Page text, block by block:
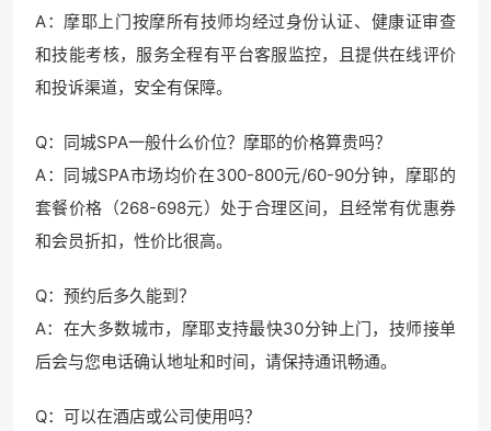
A：摩耶上门按摩所有技师均经过身份认证、健康证审查
和技能考核，服务全程有平台客服监控，且提供在线评价
和投诉渠道，安全有保障。
Q：同城SPA一般什么价位？摩耶的价格算贵吗？
A：同城SPA市场均价在300-800元/60-90分钟，摩耶的
套餐价格（268-698元）处于合理区间，且经常有优惠券
和会员折扣，性价比很高。
Q：预约后多久能到？
A：在大多数城市，摩耶支持最快30分钟上门，技师接单
后会与您电话确认地址和时间，请保持通讯畅通。
Q：可以在酒店或公司使用吗？